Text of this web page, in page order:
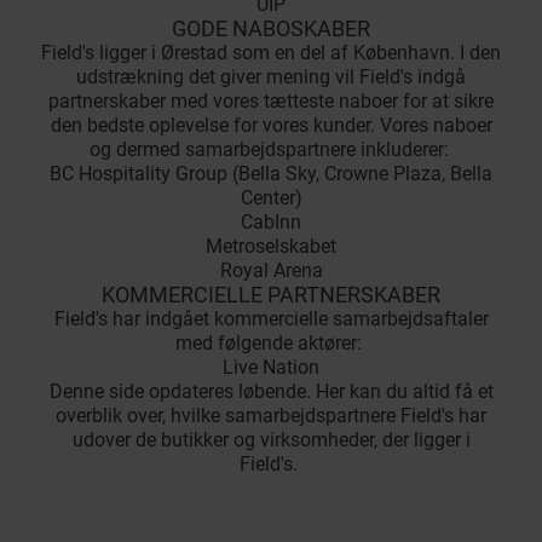
GODE NABOSKABER
Field's ligger i Ørestad som en del af København. I den
udstrækning det giver mening vil Field's indgå
partnerskaber med vores tætteste naboer for at sikre
den bedste oplevelse for vores kunder. Vores naboer
og dermed samarbejdspartnere inkluderer:
BC Hospitality Group (Bella Sky, Crowne Plaza, Bella
Center)
CabInn
Metroselskabet
Royal Arena
KOMMERCIELLE PARTNERSKABER
Field's har indgået kommercielle samarbejdsaftaler
med følgende aktører:
Live Nation
Denne side opdateres løbende. Her kan du altid få et
overblik over, hvilke samarbejdspartnere Field's har
udover de butikker og virksomheder, der ligger i
Field's.